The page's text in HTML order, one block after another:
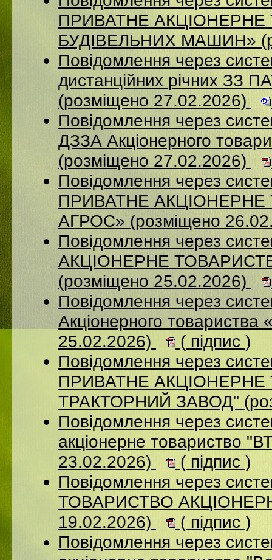
ПРИВАТНЕ
БУДІВЕЛЬНИХ МАШИН»
Повідомлення через
дистанційних річних ЗЗ
(розміщено 27.02.2026)
Повідомлення через
ДЗЗА Акціонерного
(розміщено 27.02.2026)
Повідомлення через
ПРИВАТНЕ
АГРОС» (розміщено
Повідомлення через
АКЦІОНЕРНЕ
(розміщено 25.02.2026)
Повідомлення через
Акціонерного
25.02.2026)
( підпис )
Повідомлення через
ПРИВАТНЕ АКЦIОНЕРНЕ
ТРАКТОРНИЙ ЗАВОД"
Повідомлення через
акціонерне товариство
23.02.2026)
( підпис )
Повідомлення через
ТОВАРИСТВО
19.02.2026)
( підпис )
Повідомлення через